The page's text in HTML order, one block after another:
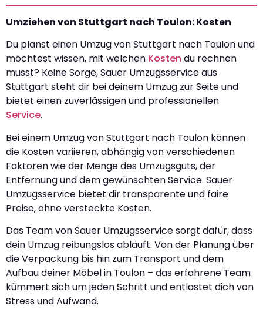
Umziehen von Stuttgart nach Toulon: Kosten
Du planst einen Umzug von Stuttgart nach Toulon und
möchtest wissen, mit welchen Kosten du rechnen
musst? Keine Sorge, Sauer Umzugsservice aus
Stuttgart steht dir bei deinem Umzug zur Seite und
bietet einen zuverlässigen und professionellen
Service.
Bei einem Umzug von Stuttgart nach Toulon können
die Kosten variieren, abhängig von verschiedenen
Faktoren wie der Menge des Umzugsguts, der
Entfernung und dem gewünschten Service. Sauer
Umzugsservice bietet dir transparente und faire
Preise, ohne versteckte Kosten.
Das Team von Sauer Umzugsservice sorgt dafür, dass
dein Umzug reibungslos abläuft. Von der Planung über
die Verpackung bis hin zum Transport und dem
Aufbau deiner Möbel in Toulon – das erfahrene Team
kümmert sich um jeden Schritt und entlastet dich von
Stress und Aufwand.